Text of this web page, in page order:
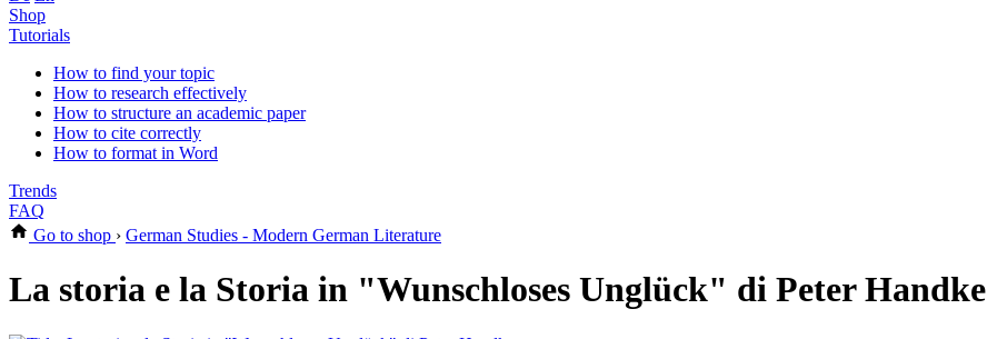
Shop
Tutorials
How to find your topic
How to research effectively
How to structure an academic paper
How to cite correctly
How to format in Word
Trends
FAQ
Go to shop › German Studies - Modern German Literature
La storia e la Storia in "Wunschloses Unglück" di Peter Handke